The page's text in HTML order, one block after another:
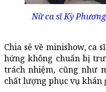
Nữ ca sĩ Kỳ
Chia sẻ về minishow, ca
hứng không chuẩn bị
trách nhiệm, cũng như
chất lượng phục vụ khán